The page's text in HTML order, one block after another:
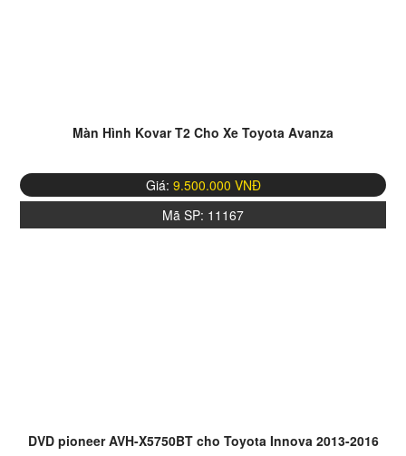
Màn Hình Kovar T2 Cho Xe Toyota Avanza
Giá: 9.500.000 VNĐ
Mã SP: 11167
DVD pioneer AVH-X5750BT cho Toyota Innova 2013-2016